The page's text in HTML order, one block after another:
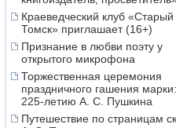
Краеведческий клуб «Старый
Томск» приглашает (16+)
Признание в любви поэту у
открытого микрофона
Торжественная церемония
праздничного гашения
225-летию А. С. Пушкина
Путешествие по страницам